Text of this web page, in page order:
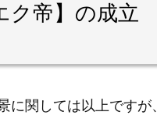
ク帝】の成立
に関しては以上です